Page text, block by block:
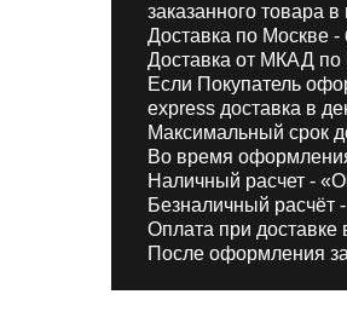
заказанного товара
Доставка по Москве -
Доставка от МКАД по
Если Покупатель
express доставка в
Максимальный срок
Во время
Наличный расчет -
Безналичный расчёт
Оплата при доставке
После оформления